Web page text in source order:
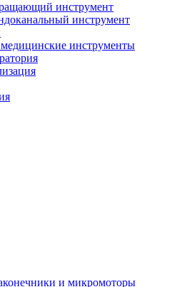
инструмент
инструмент
инструменты
и микромоторы